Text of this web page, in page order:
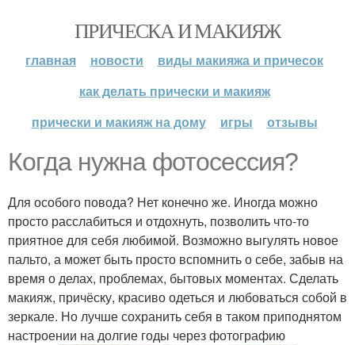
ПРИЧЕСКА И МАКИЯЖ
главная новости
виды макияжа и причесок
как делать прически и макияж
прически и макияж на дому
игры отзывы
Когда нужна фотосессия?
Для особого повода? Нет конечно же. Иногда можно
просто расслабиться и отдохнуть, позволить что-то
приятное для себя любимой. Возможно выгулять новое
пальто, а может быть просто вспомнить о себе, забыв на
время о делах, проблемах, бытовых моментах. Сделать
макияж, причёску, красиво одеться и любоваться собой в
зеркале. Но лучше сохранить себя в таком приподнятом
настроении на долгие годы через фотографию